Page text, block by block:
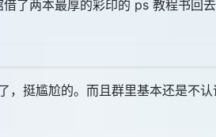
了两本最厚的彩印的 ps 教程书回
挺尴尬的。而且群里基本还是不